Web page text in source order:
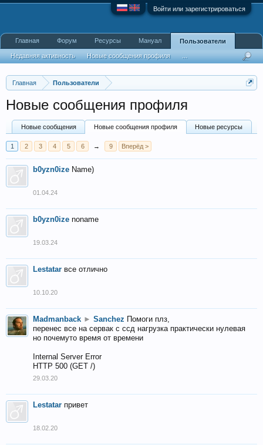
Войти или зарегистрироваться
Главная Пользователи
Новые сообщения профиля
Новые сообщения Новые сообщения профиля Новые ресурсы
1 2 3 4 5 6 → 9 Вперёд >
b0yzn0ize Name)
01.04.24
b0yzn0ize noname
19.03.24
Lestatar все отлично
10.10.20
Madmanback ► Sanchez Помоги плз,
перенес все на сервак с ссд нагрузка практически нулевая
но почемуто время от времени
Internal Server Error
HTTP 500 (GET /)
29.03.20
Lestatar привет
18.02.20
Главная Форум Ресурсы Мануал Пользователи
Недавняя активность Новые сообщения профиля